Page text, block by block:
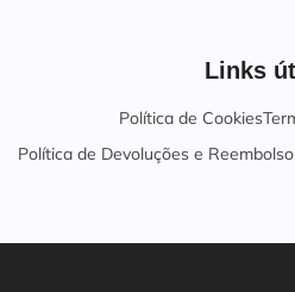
Links
Política de Cookies
Política de Devoluções e Reembolso